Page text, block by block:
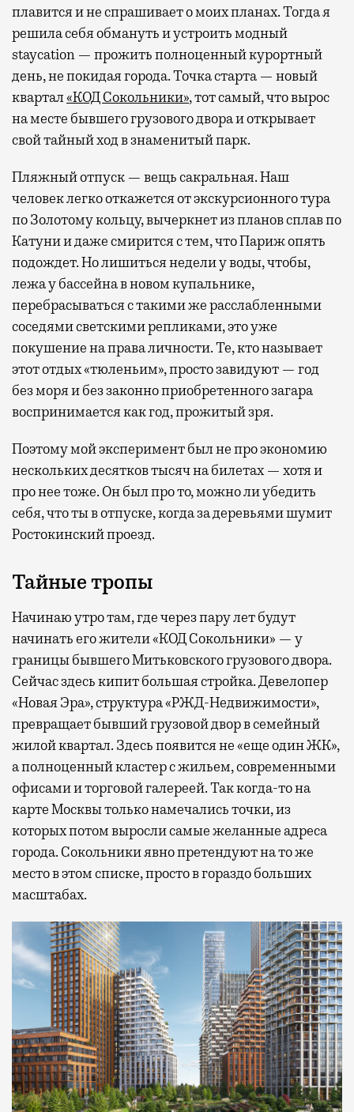
плавится и не спрашивает о моих планах. Тогда я
решила себя обмануть и устроить модный
staycation — прожить полноценный курортный
день, не покидая города. Точка старта — новый
квартал«КОД Сокольники», тот самый, что вырос
на месте бывшего грузового двора и открывает
свой тайный ход в знаменитый парк.
Пляжный отпуск — вещь сакральная. Наш
человек легко откажется от экскурсионного тура
по Золотому кольцу, вычеркнет из планов сплав по
Катуни и даже смирится с тем, что Париж опять
подождет. Но лишиться недели у воды, чтобы,
лежа у бассейна в новом купальнике,
перебрасываться с такими же расслабленными
соседями светскими репликами, это уже
покушение на права личности. Те, кто называет
этот отдых «тюленьим», просто завидуют — год
без моря и без законно приобретенного загара
воспринимается как год, прожитый зря.
Поэтому мой эксперимент был не про экономию
нескольких десятков тысяч на билетах — хотя и
про нее тоже. Он был про то, можно ли убедить
себя, что ты в отпуске, когда за деревьями шумит
Ростокинский проезд.
Тайные тропы
Начинаю утро там, где через пару лет будут
начинать его жители «КОД Сокольники» — у
границы бывшего Митьковского грузового двора.
Сейчас здесь кипит большая стройка. Девелопер
«Новая Эра», структура «РЖД-Недвижимости»,
превращает бывший грузовой двор в семейный
жилой квартал. Здесь появится не «еще один ЖК»,
а полноценный кластер с жильем, современными
офисами и торговой галереей. Так когда-то на
карте Москвы только намечались точки, из
которых потом выросли самые желанные адреса
города. Сокольники явно претендуют на то же
место в этом списке, просто в гораздо больших
масштабах.